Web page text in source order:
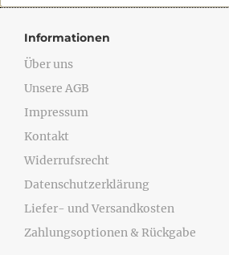
Informationen
Über uns
Unsere AGB
Impressum
Kontakt
Widerrufsrecht
Datenschutzerklärung
Liefer- und Versandkosten
Zahlungsoptionen & Rückgabe